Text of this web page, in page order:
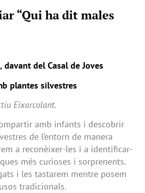
“Qui ha dit males
davant del Casal de Joves
plantes silvestres
Eixarcolant.
amb infants i descobrir
de l’entorn de manera
a reconèixer-les i a identificar-
més curioses i sorprenents.
i les tastarem mentre posem
tradicionals.